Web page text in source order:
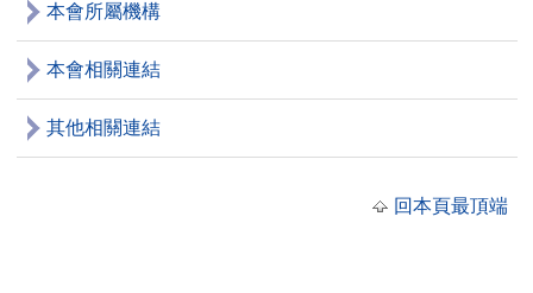
本會所屬機構
本會相關連結
其他相關連結
回本頁最頂端